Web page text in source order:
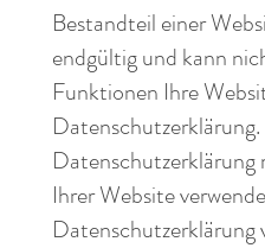
Bestandteil einer
endgültig und kann
Funktionen Ihre
Datenschutzerklärung.
Ihrer Website
Datenschutzerklärung